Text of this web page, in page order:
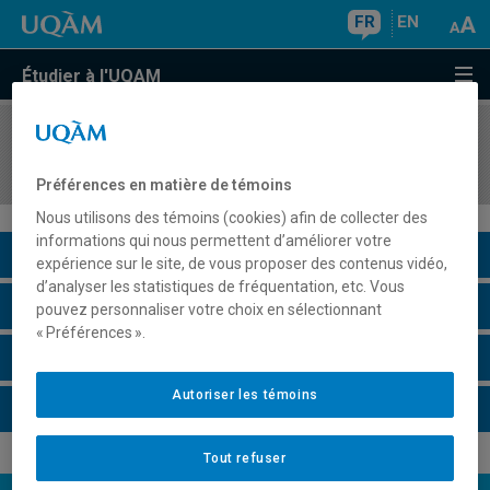
FR EN
Étudier à l'UQAM
COURS//
Description du cours
Horaire - Été 2026
Préférences en matière de témoins
Nous utilisons des témoins (cookies) afin de collecter des
informations qui nous permettent d’améliorer votre
expérience sur le site, de vous proposer des contenus vidéo,
d’analyser les statistiques de fréquentation, etc. Vous
pouvez personnaliser votre choix en sélectionnant
« Préférences ».
Tout refuser
Autoriser les témoins